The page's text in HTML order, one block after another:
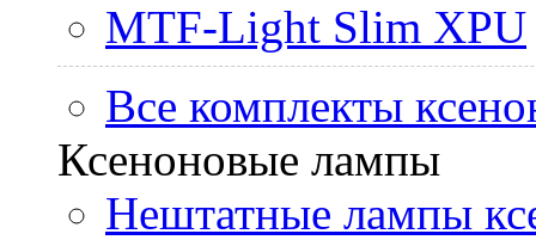
MTF-Light Slim XPU
Все комплекты
Ксеноновые лампы
Нештатные лампы